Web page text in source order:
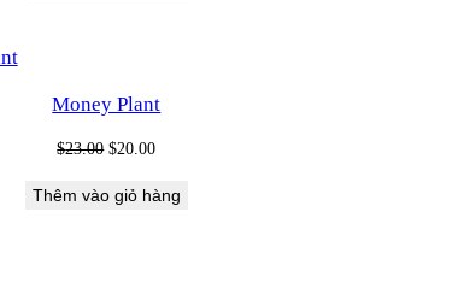
Money Plant
$23.00 Giá
là:
$20.00Giá
tại
Thêm vào giỏ hàng